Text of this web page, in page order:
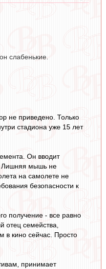
слабенькие.
не приведено. Только
стадиона уже 15 лет
Он вводит
Лишняя мышь не
на самолете не
безопасности к
получение - все равно
семейства,
в кино сейчас. Просто
принимает